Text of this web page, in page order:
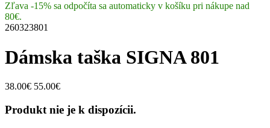
Zľava -15% sa odpočíta sa automaticky v košíku pri nákupe nad
80€.
260323801
Dámska taška SIGNA 801
38.00€ 55.00€
Produkt nie je k dispozícii.